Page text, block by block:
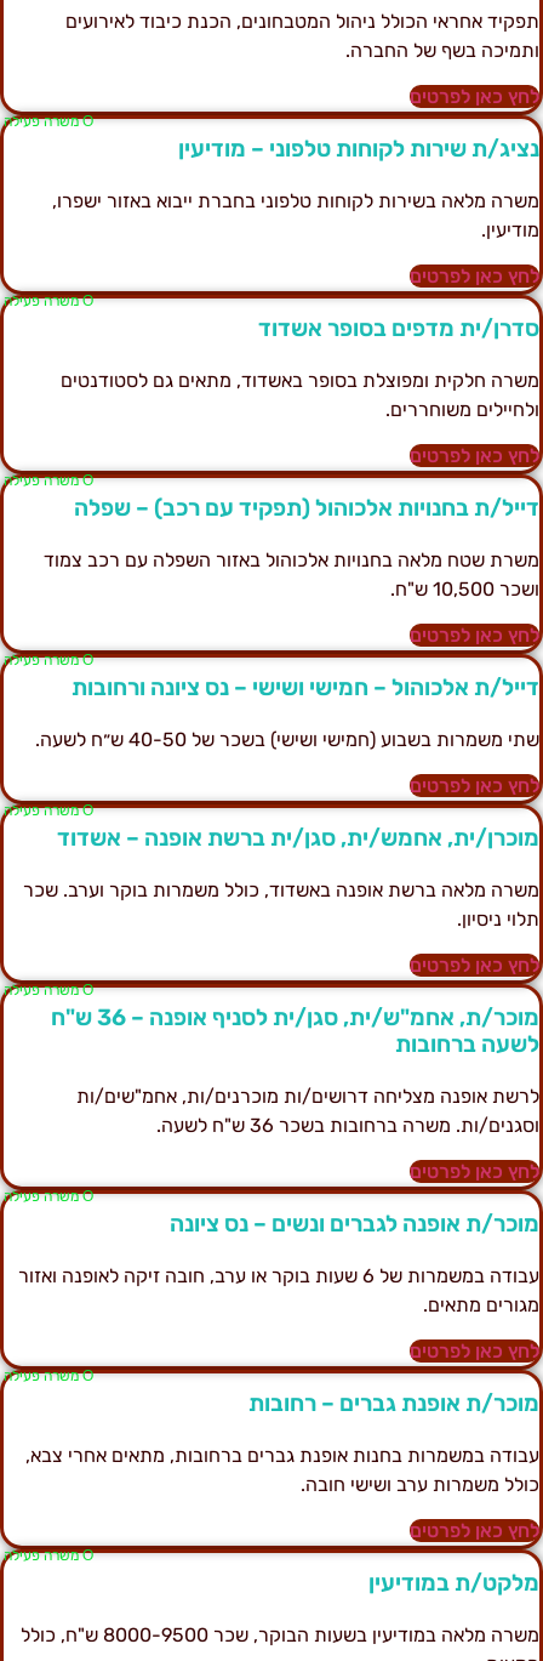
אחראי הכולל ניהול המטבחונים, הכנת כיבוד לאירועים
בשף של החברה.
כאן לפרטים
Ο משרה פעילה
ת שירות לקוחות טלפוני – מודיעין
מלאה בשירות לקוחות טלפוני בחברת ייבוא באזור ישפרו,
כאן לפרטים
Ο משרה פעילה
ית מדפים בסופר אשדוד
חלקית ומפוצלת בסופר באשדוד, מתאים גם לסטודנטים
משוחררים.
כאן לפרטים
Ο משרה פעילה
ת בחנויות אלכוהול (תפקיד עם רכב) – שפלה
שטח מלאה בחנויות אלכוהול באזור השפלה עם רכב צמוד
10,500 ש"ח.
כאן לפרטים
Ο משרה פעילה
ת אלכוהול – חמישי ושישי – נס ציונה ורחובות
משמרות בשבוע (חמישי ושישי) בשכר של 40-50 ש״ח לשעה.
כאן לפרטים
Ο משרה פעילה
ית, אחמש/ית, סגן/ית ברשת אופנה – אשדוד
מלאה ברשת אופנה באשדוד, כולל משמרות בוקר וערב. שכר
ניסיון.
כאן לפרטים
Ο משרה פעילה
מוכר/ת, אחמ"ש/ית, סגן/ית לסניף אופנה – 36 ש"ח
ברחובות
אופנה מצליחה דרושים/ות מוכרנים/ות, אחמ"שים/ות
ות. משרה ברחובות בשכר 36 ש"ח לשעה.
כאן לפרטים
Ο משרה פעילה
ת אופנה לגברים ונשים – נס ציונה
עבודה במשמרות של 6 שעות בוקר או ערב, חובה זיקה לאופנה ואזור
מתאים.
כאן לפרטים
Ο משרה פעילה
ת אופנת גברים – רחובות
במשמרות בחנות אופנת גברים ברחובות, מתאים אחרי צבא,
משמרות ערב ושישי חובה.
כאן לפרטים
Ο משרה פעילה
ת במודיעין
משרה מלאה במודיעין בשעות הבוקר, שכר 8000-9500 ש"ח, כולל